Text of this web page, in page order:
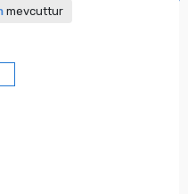
mevcuttur